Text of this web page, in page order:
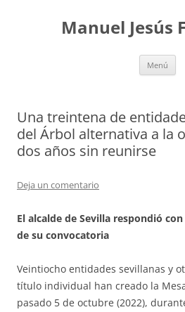
contenidoManuel Jesús
Menú
Una treintena de
del Árbol alternativa a la
dos años sin reunirse
Deja un comentario
El alcalde de Sevilla respondió
de su convocatoria
Veintiocho entidades sevillanas y
título individual han creado la
pasado 5 de octubre (2022),